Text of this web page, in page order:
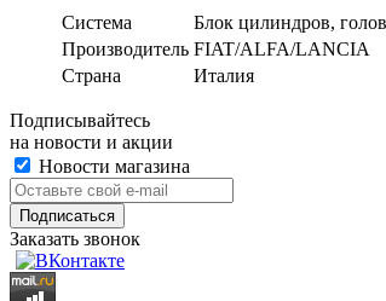
Система
Блок цилиндров,
Производитель FIAT/ALFA/LANCIA
Страна
Италия
Подписывайтесь
на новости и акции
Новости магазина
Заказать звонок